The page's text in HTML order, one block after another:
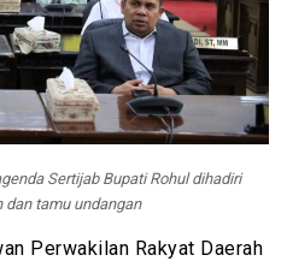
Sertijab Bupati Rohul dihadiri
dan tamu undangan
Perwakilan Rakyat Daerah